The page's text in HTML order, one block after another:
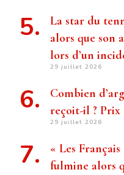
La star du
alors que son
lors d’un
29 juillet 2026
Combien
reçoit-il ? Prix
29 juillet 2026
« Les
fulmine alors